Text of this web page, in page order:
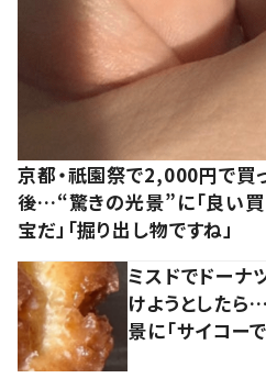
京都・祇園祭で2,000円で
後…“驚きの光景”に「良い買
宝だ」「掘り出し物ですね」
ミスドでドーナ
けようとした
景に「サイコー